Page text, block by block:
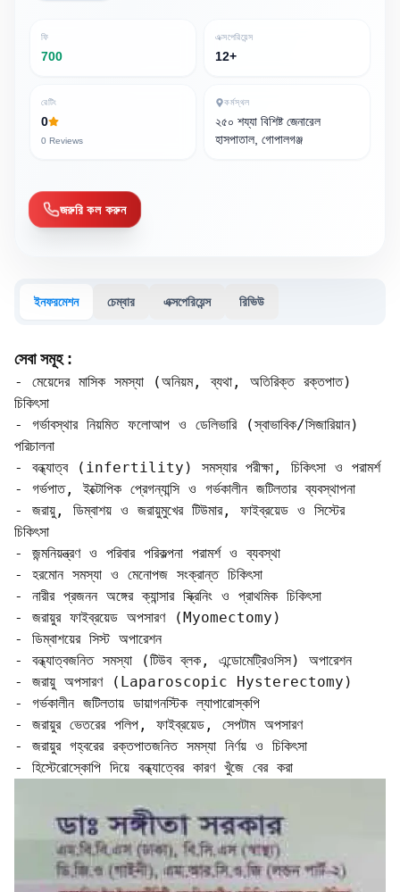
ফি
700
এক্সপেরিয়েন্স
12+
রেটিং
0
0 Reviews
কর্মস্থল
২৫০ শয্যা বিশিষ্ট জেনারেল
হাসপাতাল, গোপালগঞ্জ
জরুরি কল করুন
ইনফরমেশন চেম্বার এক্সপেরিয়েন্স রিভিউ
সেবা সমূহ :
- মেয়েদের মাসিক সমস্যা (অনিয়ম, ব্যথা, অতিরিক্ত রক্তপাত)
চিকিৎসা
- গর্ভাবস্থার নিয়মিত ফলোআপ ও ডেলিভারি (স্বাভাবিক/সিজারিয়ান)
পরিচালনা
- বন্ধ্যাত্ব (infertility) সমস্যার পরীক্ষা, চিকিৎসা ও পরামর্শ
- গর্ভপাত, ইক্টোপিক প্রেগন্যান্সি ও গর্ভকালীন জটিলতার ব্যবস্থাপনা
- জরায়ু, ডিম্বাশয় ও জরায়ুমুখের টিউমার, ফাইব্রয়েড ও সিস্টের
চিকিৎসা
- জন্মনিয়ন্ত্রণ ও পরিবার পরিকল্পনা পরামর্শ ও ব্যবস্থা
- হরমোন সমস্যা ও মেনোপজ সংক্রান্ত চিকিৎসা
- নারীর প্রজনন অঙ্গের ক্যান্সার স্ক্রিনিং ও প্রাথমিক চিকিৎসা
- জরায়ুর ফাইব্রয়েড অপসারণ (Myomectomy)
- ডিম্বাশয়ের সিস্ট অপারেশন
- বন্ধ্যাত্বজনিত সমস্যা (টিউব ব্লক, এন্ডোমেট্রিওসিস) অপারেশন
- জরায়ু অপসারণ (Laparoscopic Hysterectomy)
- গর্ভকালীন জটিলতায় ডায়াগনস্টিক ল্যাপারোস্কপি
- জরায়ুর ভেতরের পলিপ, ফাইব্রয়েড, সেপটাম অপসারণ
- জরায়ুর গহ্বরের রক্তপাতজনিত সমস্যা নির্ণয় ও চিকিৎসা
- হিস্টেরোস্কোপি দিয়ে বন্ধ্যাত্বের কারণ খুঁজে বের করা